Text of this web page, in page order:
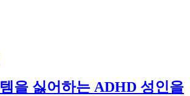
을 싫어하는 ADHD 성인을